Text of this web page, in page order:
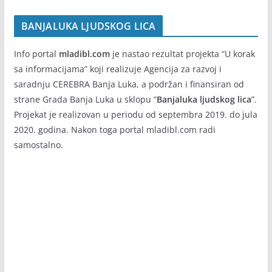
BANJALUKA LJUDSKOG LICA
Info portal mladibl.comje nastao rezultat projekta “U korak
sa informacijama” koji realizuje Agencija za razvoj i
saradnju CEREBRA Banja Luka, a podržan i finansiran od
strane Grada Banja Luka u sklopu “Banjaluka ljudskog lica”.
Projekat je realizovan u periodu od septembra 2019. do jula
2020. godina. Nakon toga portal mladibl.com radi
samostalno.